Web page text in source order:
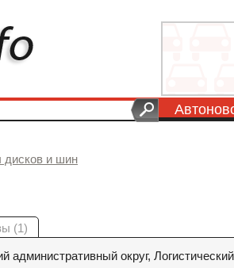
дисков и шин
(1)
административный округ,